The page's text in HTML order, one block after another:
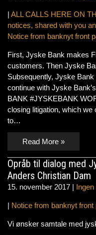
| ALL CALLS HERE ON
notices, shared with you
Notice from banknyt front
First, Jyske Bank makes
customers. Then Jyske
Subsequently, Jyske
continue with Jyske
BANK #JYSKEBANK
closing litigation, which
to…
Read More »
Opråb til dialog med
Anders Christian Dam
15. november 2017 |
| Notice from banknyt
Vi ønsker samtale med